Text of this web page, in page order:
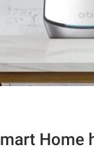
Home